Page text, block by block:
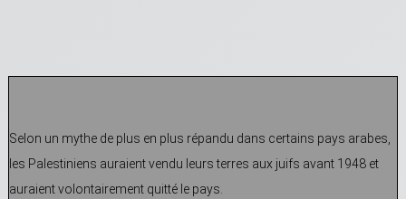
Selon un mythe de plus en plus répandu dans certains pays arabes,
les Palestiniens auraient vendu leurs terres aux juifs avant 1948 et
auraient volontairement quitté le pays.